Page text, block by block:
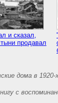
и сказал,
продавал
дома в 1920-
с